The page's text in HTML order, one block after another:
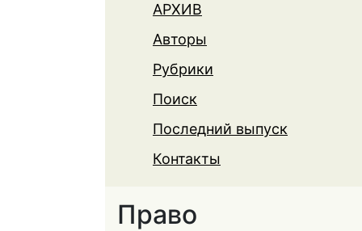
АРХИВ
Авторы
Рубрики
Поиск
Последний выпуск
Контакты
Право